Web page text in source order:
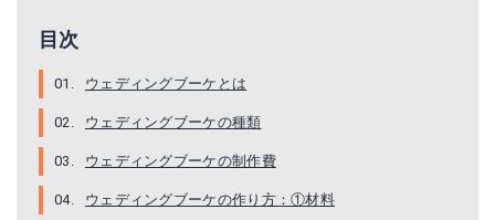
目次
ウェディングブーケとは
ウェディングブーケの種類
ウェディングブーケの制作費
ウェディングブーケの作り方：①材料